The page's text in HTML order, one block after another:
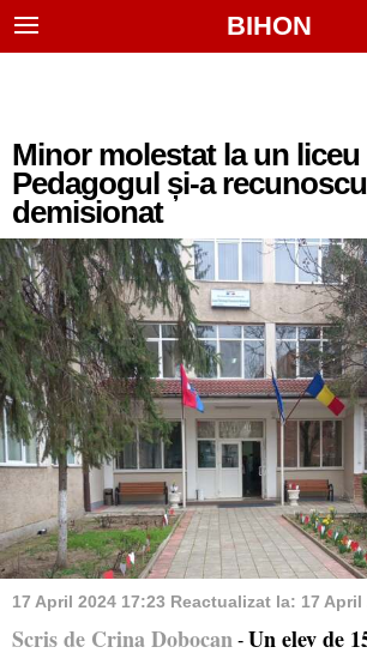
BIHON
Minor molestat la un liceu
Pedagogul și-a
demisionat
17 April 2024 17:23 Reactualizat la: 17 April
Scris de Crina Dobocan - Un elev de